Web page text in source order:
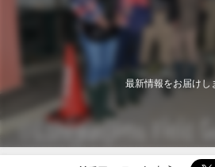
最新情報をお届けし